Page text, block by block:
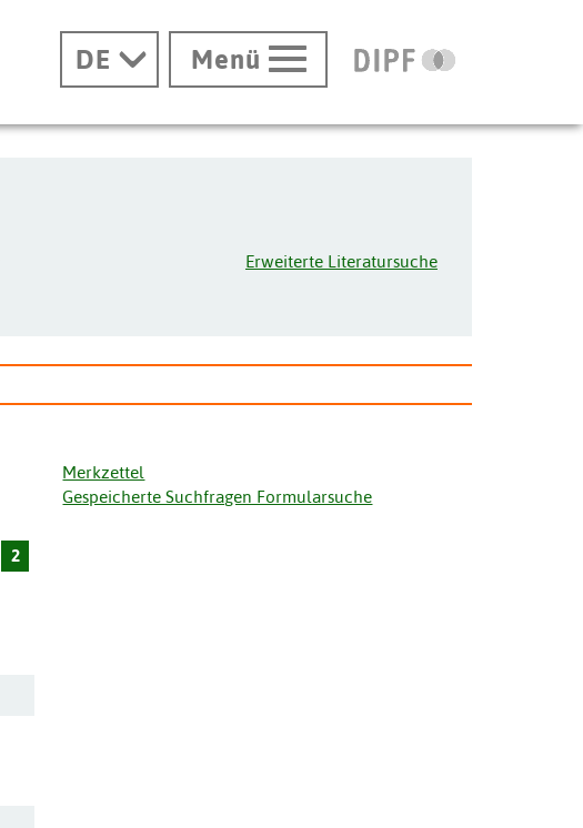
DE Menü
Erweiterte Literatursuche
Merkzettel
Gespeicherte Suchfragen Formularsuche
2